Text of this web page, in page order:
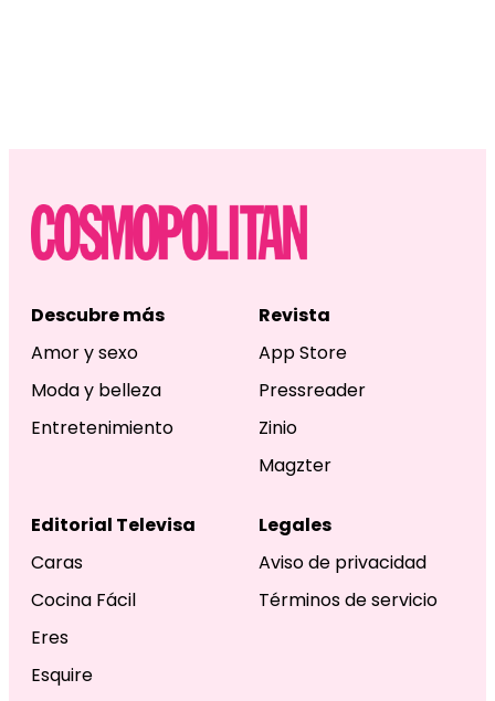
Descubre más
Amor y sexo
Moda y belleza
Entretenimiento
Revista
App Store
Pressreader
Zinio
Magzter
Editorial Televisa
Caras
Cocina Fácil
Eres
Esquire
Legales
Aviso de privacidad
Términos de servicio